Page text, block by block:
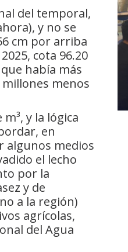
del temporal,
y no se
cm por arriba
cota 96.20
había más
millones menos
y la lógica
en
algunos medios
el lecho
por la
y de
a la región)
agrícolas,
del Agua